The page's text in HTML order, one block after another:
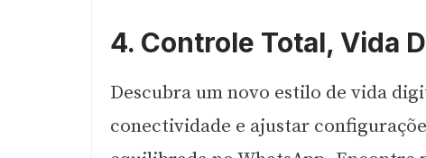
4. Controle Total, Vida
Descubra um novo estilo de vida
conectividade e ajustar